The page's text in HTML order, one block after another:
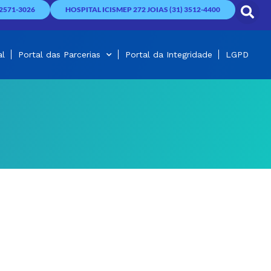
3026 HOSPITAL ICISMEP 272 JOIAS (31) 3512-4400
Portal das Parcerias Portal da Integridade LGPD